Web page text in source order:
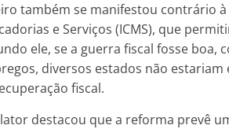
também se manifestou contrário
e Serviços (ICMS), que
ele, se a guerra fiscal fosse
diversos estados não
fiscal.
destacou que a reforma prevê